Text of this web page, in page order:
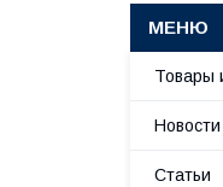
Товары
Новости
Статьи